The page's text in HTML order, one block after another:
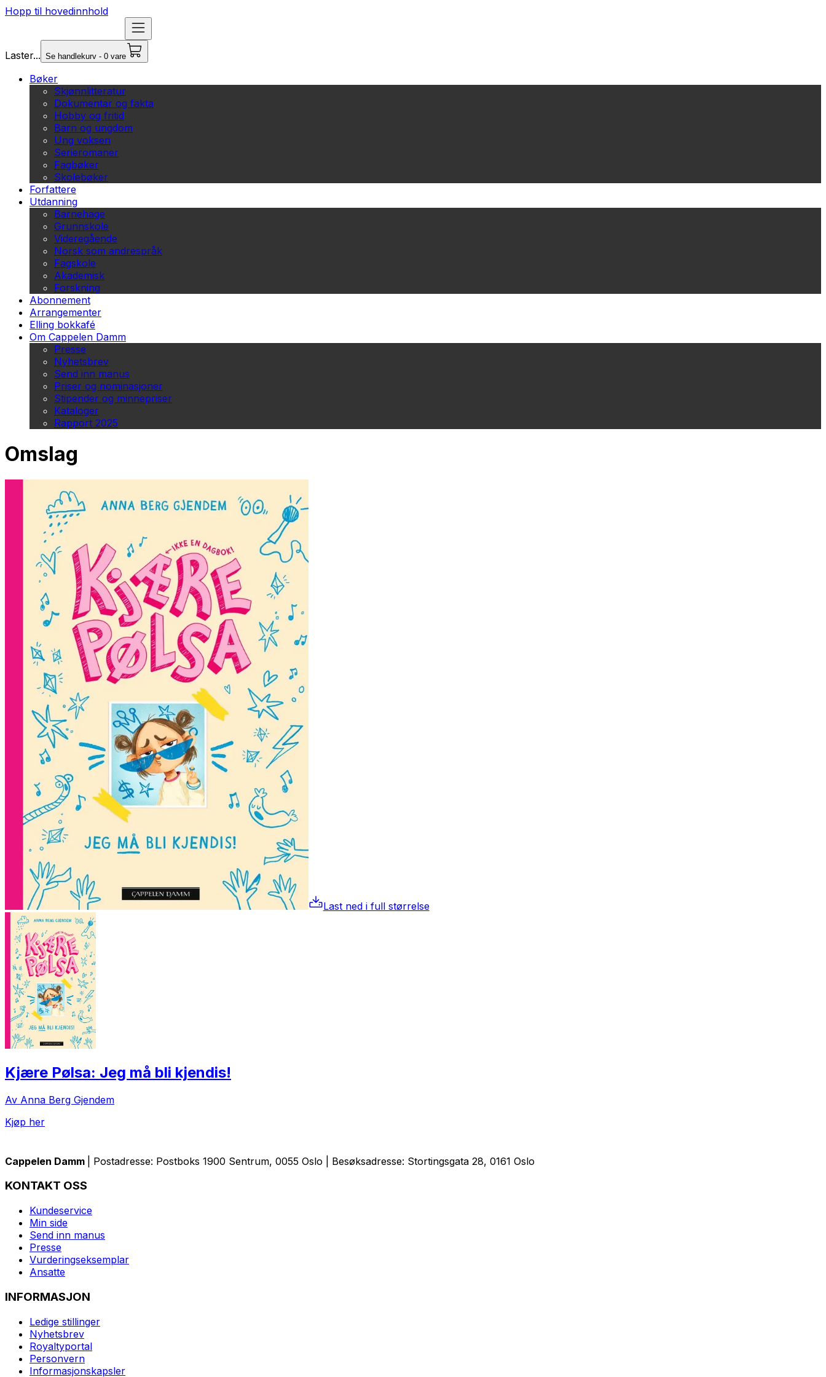
Hopp til hovedinnhold
Laster... Se handlekurv - 0 vare
Bøker
Skjønnlitteratur
Dokumentar og fakta
Hobby og fritid
Barn og ungdom
Ung voksen
Serieromaner
Fagbøker
Skolebøker
Forfattere
Utdanning
Barnehage
Grunnskole
Videregående
Norsk som andrespråk
Fagskole
Akademisk
Forskning
Abonnement
Arrangementer
Elling bokkafé
Om Cappelen Damm
Presse
Nyhetsbrev
Send inn manus
Priser og nominasjoner
Stipender og minnepriser
Kataloger
Rapport 2025
Omslag
Last ned i full størrelse
Kjære Pølsa: Jeg må bli kjendis!
Av Anna Berg Gjendem
Kjøp her
Cappelen Damm | Postadresse: Postboks 1900 Sentrum, 0055 Oslo | Besøksadresse: Stortingsgata 28, 0161 Oslo
KONTAKT OSS
Kundeservice
Min side
Send inn manus
Presse
Vurderingseksemplar
Ansatte
INFORMASJON
Ledige stillinger
Nyhetsbrev
Royaltyportal
Personvern
Informasjonskapsler